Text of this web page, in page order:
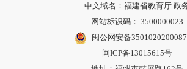
中文域名：福建省教育厅.政
网站标识码： 3500000023
闽公网安备
闽ICP备13015615号